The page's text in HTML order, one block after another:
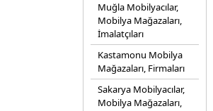
Muğla Mobilyacılar,
Mobilya Mağazaları,
İmalatçıları
Kastamonu Mobilya
Mağazaları, Firmaları
Sakarya Mobilyacılar,
Mobilya Mağazaları,